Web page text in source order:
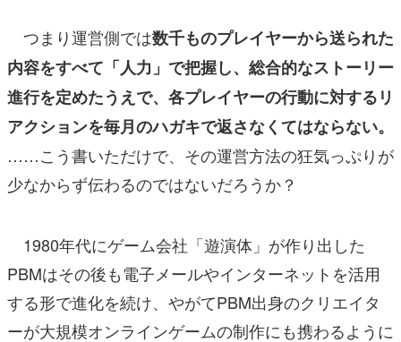
つまり運営側では数千ものプレイヤーから送られた
内容をすべて「人力」で把握し、総合的なストーリー
進行を定めたうえで、各プレイヤーの行動に対するリ
アクションを毎月のハガキで返さなくてはならない。
……こう書いただけで、その運営方法の狂気っぷりが
少なからず伝わるのではないだろうか？
1980年代にゲーム会社「遊演体」が作り出した
PBMはその後も電子メールやインターネットを活用
する形で進化を続け、やがてPBM出身のクリエイタ
ーが大規模オンラインゲームの制作にも携わるように